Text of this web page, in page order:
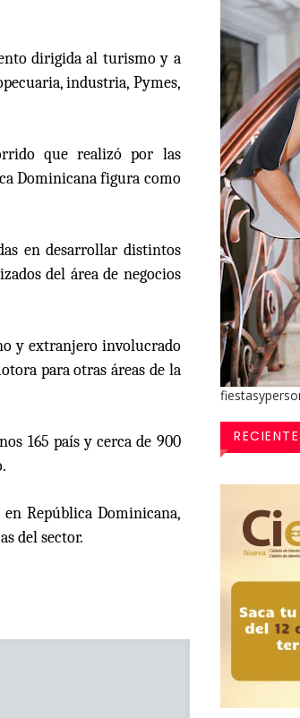
dirigida al turismo y a
industria, Pymes,
que realizó por las
Dominicana figura como
en desarrollar distintos
del área de negocios
y extranjero involucrado
para otras áreas de la
165 país y cerca de 900
República Dominicana,
del sector.